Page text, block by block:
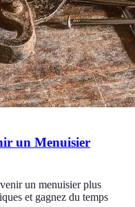
un Menuisier
un menuisier plus
et gagnez du temps